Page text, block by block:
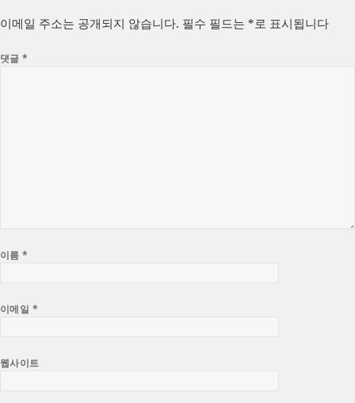
이메일 주소는 공개되지 않습니다. 필수 필드는 *로 표시됩니다
댓글*
이름*
이메일 *
웹사이트